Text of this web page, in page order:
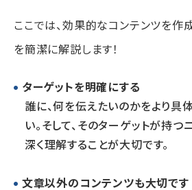
ここでは、効果的なコンテンツを作
を簡潔に解説します！
ターゲットを明確にする
誰に、何を伝えたいのかをより具
い。そして、そのターゲットが持
深く理解することが大切です。
文章以外のコンテンツも大切です